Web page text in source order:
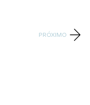
PRÓXIMO